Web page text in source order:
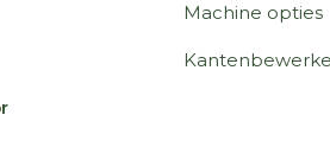
Machine opties